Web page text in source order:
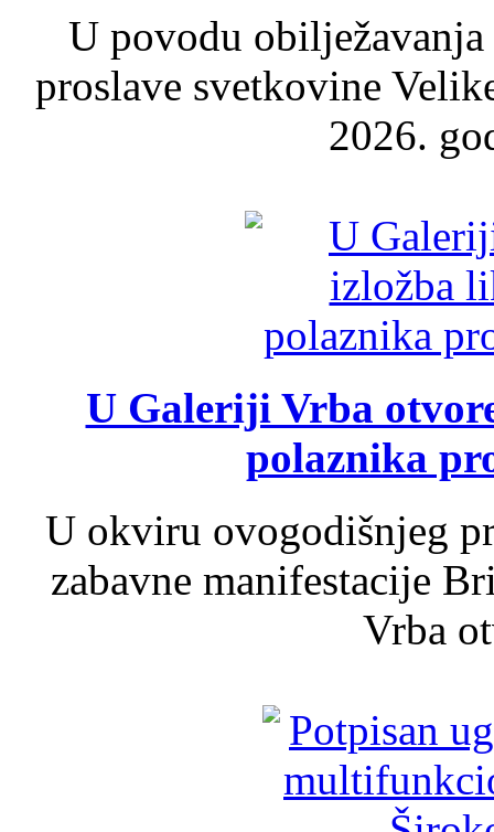
U povodu
proslave svetkovine
2026.
U Galeriji Vrba
polaznika
U okviru ovogodišnjeg
zabavne manifestacije
Vrba